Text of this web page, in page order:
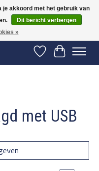
binnen 2-5 werkdagen
Verlanglijst
met USB
je akkoord met het gebruik van
Dit bericht verbergen
»